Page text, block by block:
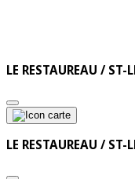
LE RESTAUREAU /
LE RESTAUREAU /